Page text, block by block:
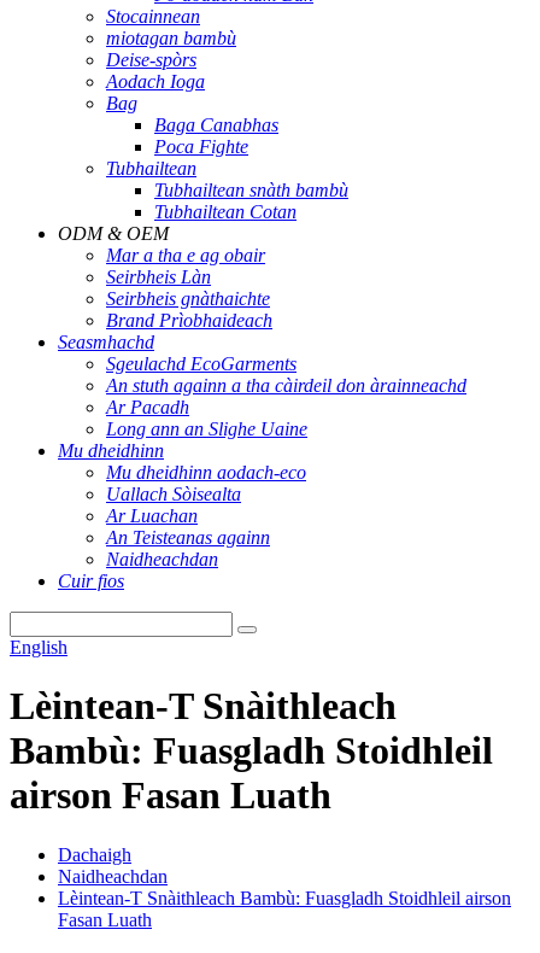
Stocainnean
miotagan bambù
Deise-spòrs
Aodach Ioga
Bag
Baga Canabhas
Poca Fighte
Tubhailtean
Tubhailtean snàth bambù
Tubhailtean Cotan
ODM & OEM
Mar a tha e ag obair
Seirbheis Làn
Seirbheis gnàthaichte
Brand Prìobhaideach
Seasmhachd
Sgeulachd EcoGarments
An stuth againn a tha càirdeil don àrainneachd
Ar Pacadh
Long ann an Slighe Uaine
Mu dheidhinn
Mu dheidhinn aodach-eco
Uallach Sòisealta
Ar Luachan
An Teisteanas againn
Naidheachdan
Cuir fios
English
Lèintean-T Snàithleach
Bambù: Fuasgladh Stoidhleil
airson Fasan Luath
Dachaigh
Naidheachdan
Lèintean-T Snàithleach Bambù: Fuasgladh Stoidhleil airson
Fasan Luath